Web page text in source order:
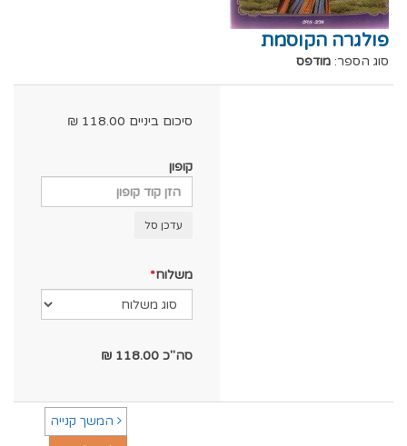
פולגרה הקוסמת
סוג הספר: מודפס
סיכום ביניים 118.00
₪
קופון
עדכן סל
משלוח
סה"כ 118.00
₪
המשך קנייה